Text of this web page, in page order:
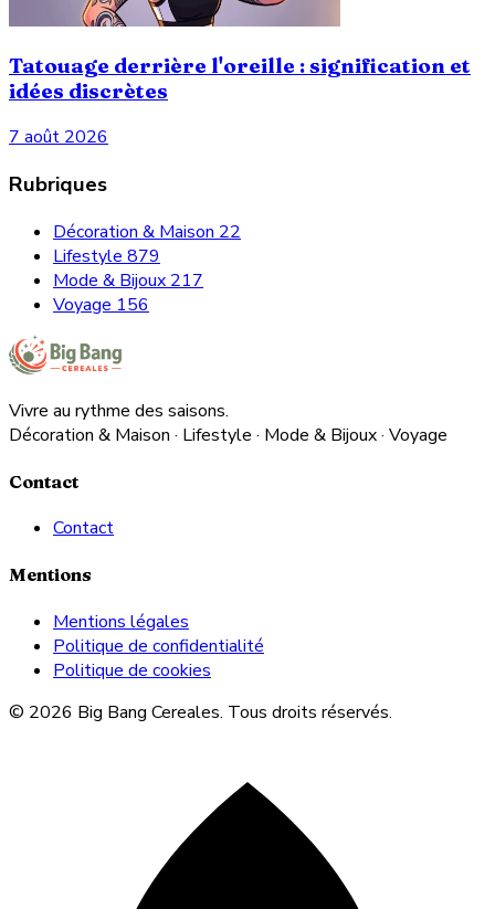
Tatouage derrière l'oreille : signification et
idées discrètes
7 août 2026
Rubriques
Décoration & Maison 22
Lifestyle 879
Mode & Bijoux 217
Voyage 156
Vivre au rythme des saisons.
Décoration & Maison · Lifestyle · Mode & Bijoux · Voyage
Contact
Contact
Mentions
Mentions légales
Politique de confidentialité
Politique de cookies
© 2026 Big Bang Cereales. Tous droits réservés.